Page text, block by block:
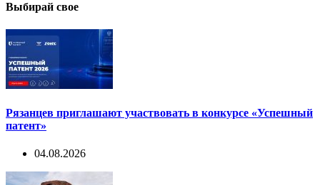
Выбирай свое
Рязанцев приглашают участвовать в конкурсе «Успешный
патент»
04.08.2026